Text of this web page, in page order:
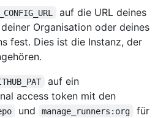
auf die URL deines
Organisation oder deines
fest. Dies ist die Instanz, der
auf ein
access token mit den
und manage_runners:org
für